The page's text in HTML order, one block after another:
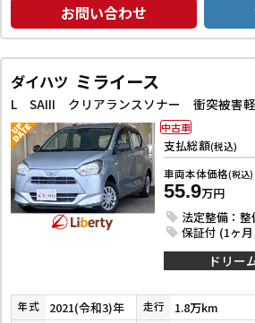
お問い合わせ
ダイハツ ミライース
支払総額(税込)
車両本体価格(税込)
55.9万円
法定整備：整
保証付 (1ヶ
中古車
ドリー
年式 2021(令和3)年 走行 1.8万km